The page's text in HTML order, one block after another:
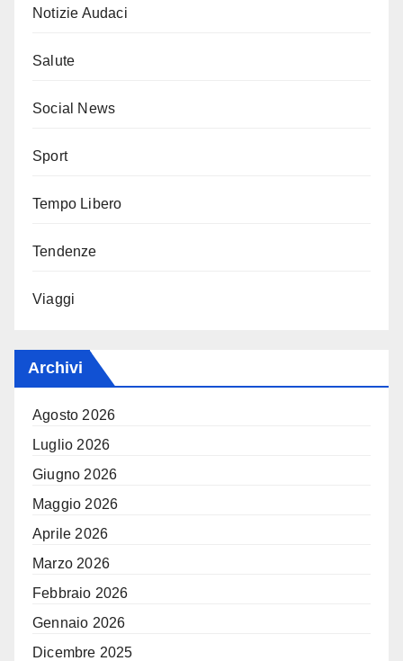
Notizie Audaci
Salute
Social News
Sport
Tempo Libero
Tendenze
Viaggi
Archivi
Agosto 2026
Luglio 2026
Giugno 2026
Maggio 2026
Aprile 2026
Marzo 2026
Febbraio 2026
Gennaio 2026
Dicembre 2025